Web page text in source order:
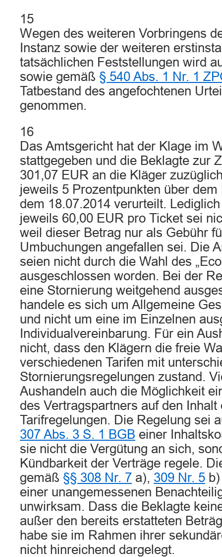
15
Wegen des weiteren Vorbringens
Instanz sowie der weiteren
tatsächlichen Feststellungen wird
sowie gemäß § 540 Abs. 1 Nr. 1
Tatbestand des angefochtenen
genommen.
16
Das Amtsgericht hat der Klage im
stattgegeben und die Beklagte zur
301,07 EUR an die Kläger
jeweils 5 Prozentpunkten über
dem 18.07.2014 verurteilt.
jeweils 60,00 EUR pro Ticket sei
weil dieser Betrag nur als Gebühr
Umbuchungen angefallen sei. Die
seien nicht durch die Wahl des
ausgeschlossen worden. Bei der
eine Stornierung weitgehend
handele es sich um Allgemeine
und nicht um eine im Einzelnen
Individualvereinbarung. Für ein
nicht, dass den Klägern die freie
verschiedenen Tarifen mit
Stornierungsregelungen zustand.
Aushandeln auch die Möglichkeit
des Vertragspartners auf den Inhalt
Tarifregelungen. Die Regelung sei
307 Abs. 3 S. 1 BGB einer
sie nicht die Vergütung an sich,
Kündbarkeit der Verträge regele.
gemäß §§ 308 Nr. 7 a), 309 Nr. 5
einer unangemessenen
unwirksam. Dass die Beklagte
außer den bereits erstatteten
habe sie im Rahmen ihrer
nicht hinreichend dargelegt.